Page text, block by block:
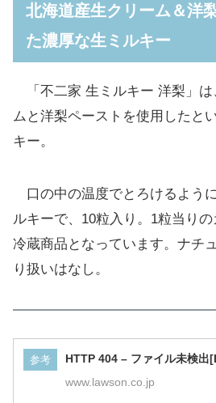
北海道産生クリーム＆洋
た濃厚な生ミルキー
「不二家 生ミルキー 洋梨」は
ムと洋梨ペーストを使用したと
キー。
口の中の温度でとろけるよう
ルキーで、10粒入り。1粒当り
冷蔵商品となっています。ナチ
り扱いはなし。
参考 HTTP 404 – ファイル未検出
www.lawson.co.jp